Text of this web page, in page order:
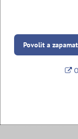
Povolit a